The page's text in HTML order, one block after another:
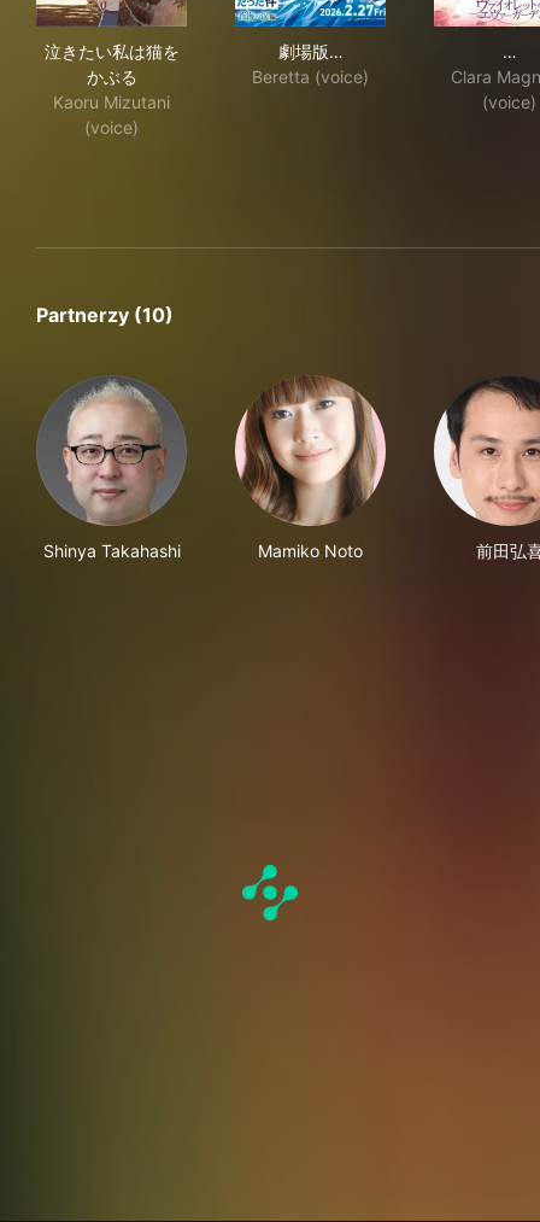
泣きたい私は猫を
かぶる
Kaoru Mizutani
(voice)
劇場版…
Beretta (voice)
…
Clara
(voice)
Partnerzy (10)
Shinya Takahashi Mamiko Noto 前田弘